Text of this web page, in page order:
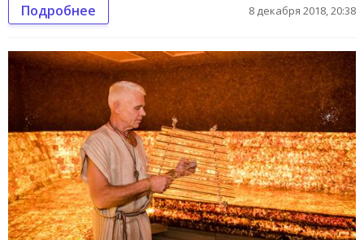
Подробнее 8 декабря 2018, 20:38